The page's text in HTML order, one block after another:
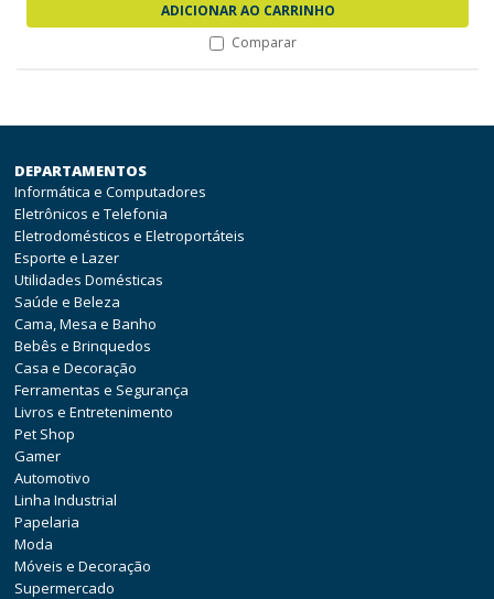
ADICIONAR AO CARRINHO
Comparar
DEPARTAMENTOS
Informática e Computadores
Eletrônicos e Telefonia
Eletrodomésticos e Eletroportáteis
Esporte e Lazer
Utilidades Domésticas
Saúde e Beleza
Cama, Mesa e Banho
Bebês e Brinquedos
Casa e Decoração
Ferramentas e Segurança
Livros e Entretenimento
Pet Shop
Gamer
Automotivo
Linha Industrial
Papelaria
Moda
Móveis e Decoração
Supermercado